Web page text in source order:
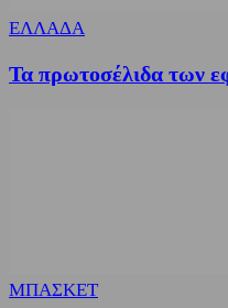
ΕΛΛΑΔΑ
Τα πρωτοσέλιδα των
ΜΠΑΣΚΕΤ